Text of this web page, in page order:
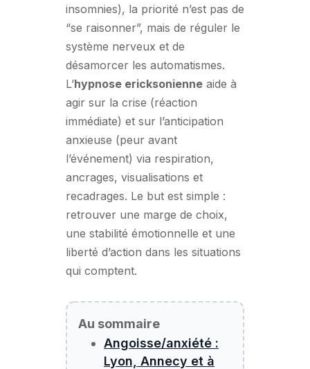
insomnies), la priorité n’est pas de
“se raisonner”, mais de réguler le
système nerveux et de
désamorcer les automatismes.
L’hypnose ericksonienneaide à
agir sur la crise (réaction
immédiate) et sur l’anticipation
anxieuse (peur avant
l’événement) via respiration,
ancrages, visualisations et
recadrages. Le but est simple :
retrouver une marge de choix,
une stabilité émotionnelle et une
liberté d’action dans les situations
qui comptent.
Au sommaire
Angoisse/anxiété :
Lyon, Annecy et à